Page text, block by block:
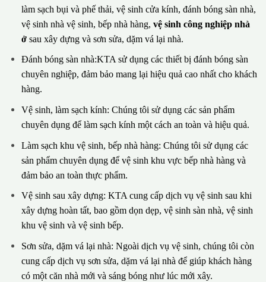
làm sạch bụi và phế thải, vệ sinh cửa kính, đánh bóng sàn nhà,
vệ sinh nhà vệ sinh, bếp nhà hàng, vệ sinh công nghiệp nhà
ởsau xây dựng và sơn sửa, dặm vá lại nhà.
Đánh bóng sàn nhà:KTA sử dụng các thiết bị đánh bóng sàn
chuyên nghiệp, đảm bảo mang lại hiệu quả cao nhất cho khách
hàng.
Vệ sinh, làm sạch kính: Chúng tôi sử dụng các sản phẩm
chuyên dụng để làm sạch kính một cách an toàn và hiệu quả.
Làm sạch khu vệ sinh, bếp nhà hàng: Chúng tôi sử dụng các
sản phẩm chuyên dụng để vệ sinh khu vực bếp nhà hàng và
đảm bảo an toàn thực phẩm.
Vệ sinh sau xây dựng: KTA cung cấp dịch vụ vệ sinh sau khi
xây dựng hoàn tất, bao gồm dọn dẹp, vệ sinh sàn nhà, vệ sinh
khu vệ sinh và vệ sinh bếp.
Sơn sửa, dặm vá lại nhà: Ngoài dịch vụ vệ sinh, chúng tôi còn
cung cấp dịch vụ sơn sửa, dặm vá lại nhà để giúp khách hàng
có một căn nhà mới và sáng bóng như lúc mới xây.